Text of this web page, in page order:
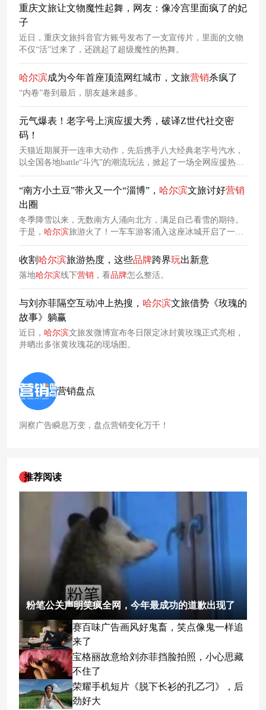
重庆文旅让文物魔性起舞，网友：像冷宫里面疯了的妃
子
近日，重庆文旅抖音官方账号发布了一支宣传片，里面的文物
不仅“活”过来了，还跳起了超级魔性的热舞。
哈尔滨成为今年首座顶流网红城市，文旅营销杀疯了
“内卷”卷到最后，朋友越来越多。
元气爆表！老字号上演应援大秀，破译Z世代社交密
码！
天猫近期展开一连串大动作，先后携手八大经典老字号汽水，
以全国各地battle“斗汽”的潮流玩法，掀起了一场全网应援热
浪。
“南方小土豆”带火又一个“淄博”， 哈尔滨文旅讨好营销
出圈
冬季降雪以来，无数南方人涌向北方，满足自己看雪的期待。
于是， 哈尔滨旅游火了！一车车游客涌入这座冰城开启了一场
浩浩荡荡的“反向迁徙”。网络赋予了他们可爱的新名字：“南方
小土豆”——对来自南方游客的昵称，她们身材较矮小，穿着浅
色羽绒服，头戴可爱帽子等。 为了招待五湖四海来看雪的游
客，哈尔滨文旅真的使出了浑身解数。
收割 哈尔滨旅游热度，这些品牌跨界玩出新意
落地哈尔滨线下营销 ，看品牌怎么整活。
与刘亦菲隔空互动冲上热搜， 哈尔滨文旅借势《玫瑰的
故事》躺赢
近日， 哈尔滨文旅发微博宣布冬日限定冰封黄玫瑰正式亮相，
并晒出多张黄玫瑰花的现场图。
营销盘点
洞察广告瞬息万变，盘点营销变化万千！
推荐阅读
粉笔公关声明笑疯全网，今年最成功的道歉出现了
赛百味广告画风好鬼畜，笑点像鬼一样追
来了
宝格丽故意给刘亦菲挡脸拍照，小心思藏
不住了
荣耀手机短片《脱下长衫的孔乙刁》，后
劲好大